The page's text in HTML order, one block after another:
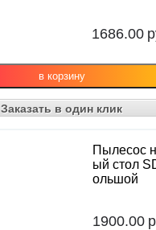
1686.00
Заказать в один клик
Пылесос
ый стол
ольшой
1900.00